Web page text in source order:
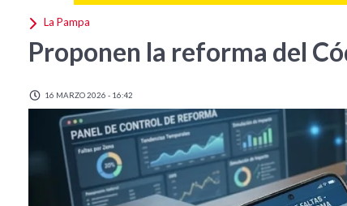
La Pampa
Proponen la reforma del
16 MARZO 2026 - 16:42